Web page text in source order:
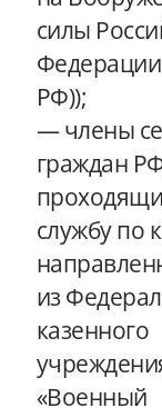
силы
РФ));
— члены
граждан
службу по
из
казенного
«Военный